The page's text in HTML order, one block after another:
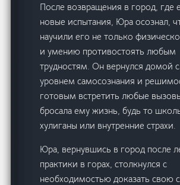
После возвращения в город, где
новые испытания, Юра осознал,
научили его не только
и умению противостоять любым
трудностям. Он вернулся домой
уровнем самосознания и
готовым встретить любые
бросала ему жизнь, будь то
хулиганы или внутренние страхи.
Юра, вернувшись в город после
практики в горах, столкнулся с
необходимостью доказать свою